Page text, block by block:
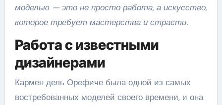
моделью — это не просто работа, а искусство,
которое требует мастерства и страсти.
Работа с известными
дизайнерами
Кармен дель Орефиче была одной из самых
востребованных моделей своего времени, и она